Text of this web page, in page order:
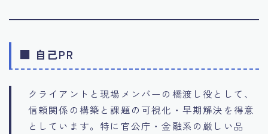
■ 自己PR
クライアントと現場メンバーの橋渡し役として、
信頼関係の構築と課題の可視化・早期解決を得意
としています。特に官公庁・金融系の厳しい品